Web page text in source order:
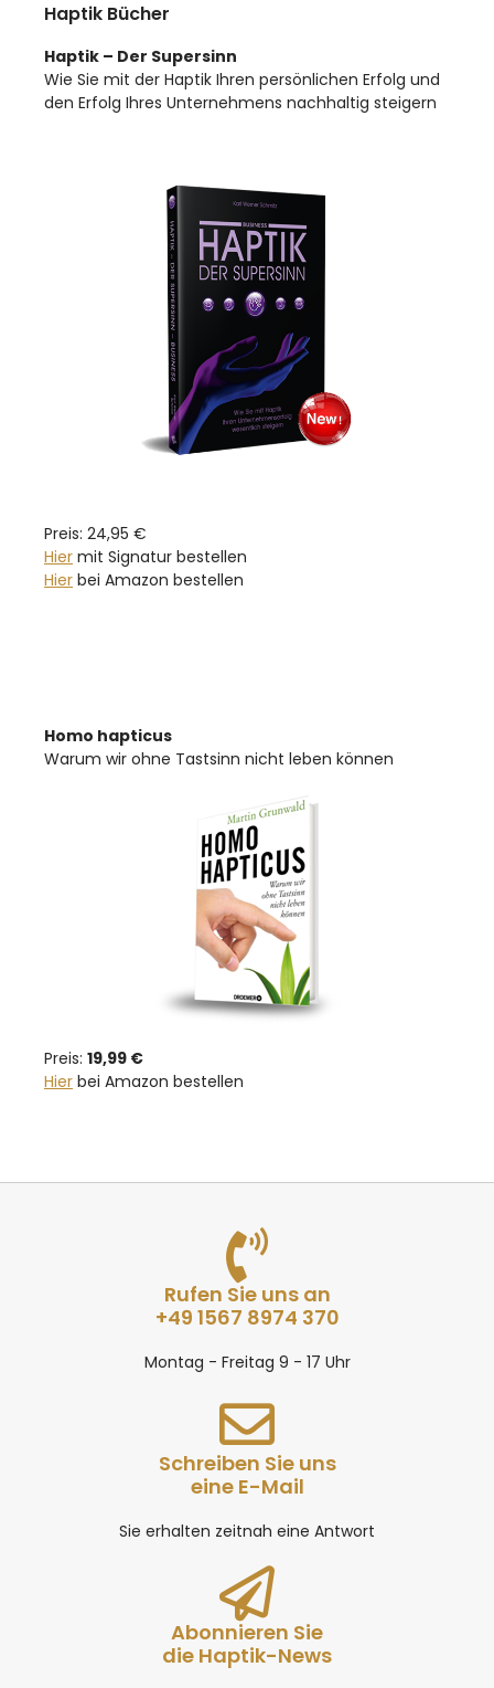
Haptik Bücher
Haptik – Der Supersinn
Wie Sie mit der Haptik Ihren persönlichen Erfolg und
den Erfolg Ihres Unternehmens nachhaltig steigern
Preis: 24,95 €
Hier mit Signatur bestellen
Hier bei Amazon bestellen
Homo hapticus
Warum wir ohne Tastsinn nicht leben können
Preis: 19,99 €
Hier bei Amazon bestellen
Rufen Sie uns an
+49 1567 8974 370
Montag - Freitag 9 - 17 Uhr
Schreiben Sie uns
eine E-Mail
Sie erhalten zeitnah eine Antwort
Abonnieren Sie
die Haptik-News